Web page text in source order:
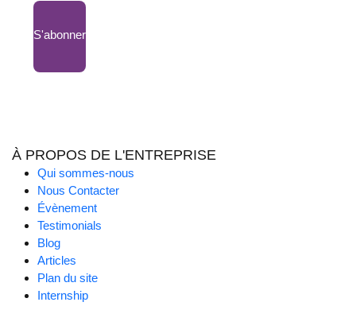
S'abonner
À PROPOS DE L'ENTREPRISE
Qui sommes-nous
Nous Contacter
Évènement
Testimonials
Blog
Articles
Plan du site
Internship